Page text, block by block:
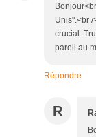
Unis".<br
crucial.
pareil au
Répondre
R